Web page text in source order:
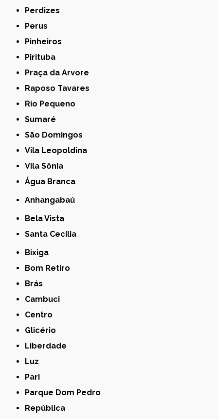
Perdizes
Perus
Pinheiros
Pirituba
Praça da Arvore
Raposo Tavares
Rio Pequeno
Sumaré
São Domingos
Vila Leopoldina
Vila Sônia
Água Branca
Anhangabaú
Bela Vista
Santa Cecília
Bixiga
Bom Retiro
Brás
Cambuci
Centro
Glicério
Liberdade
Luz
Pari
Parque Dom Pedro
República